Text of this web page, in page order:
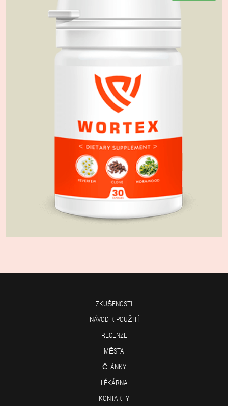
ZKUŠENOSTI
NÁVOD K POUŽITÍ
RECENZE
MĚSTA
ČLÁNKY
LÉKÁRNA
KONTAKTY